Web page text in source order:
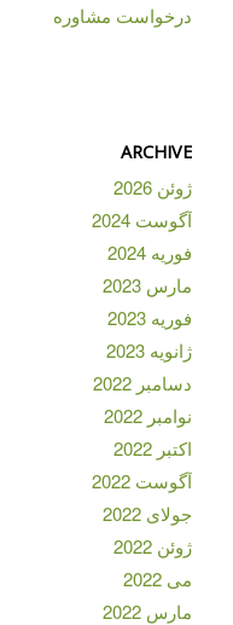
درخواست مشاوره
ARCHIVE
ژوئن 2026
آگوست 2024
فوریه 2024
مارس 2023
فوریه 2023
ژانویه 2023
دسامبر 2022
نوامبر 2022
اکتبر 2022
آگوست 2022
جولای 2022
ژوئن 2022
می 2022
مارس 2022